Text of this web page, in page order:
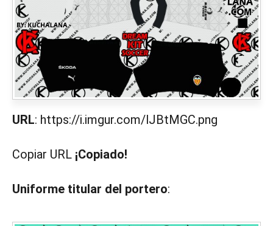
URL: https://i.imgur.com/lJBtMGC.png
Copiar URL ¡Copiado!
Uniforme titular del portero: